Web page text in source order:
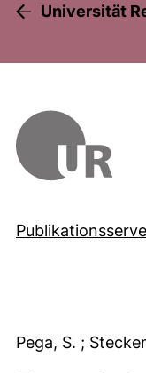
Universität
Pega, S. ;